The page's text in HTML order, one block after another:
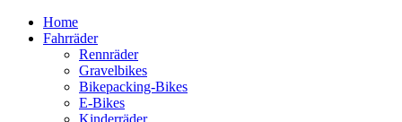
Zum
Inhalt
Home
Fahrräder
Rennräder
Gravelbikes
Bikepacking-Bikes
E-Bikes
Kinderräder